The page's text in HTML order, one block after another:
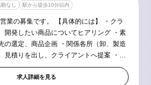
なし 駅から徒歩10分以内
。 【具体的には】 ・クラ
開発したい商品についてヒアリング ・素
の選定、商品企画 ・関係各所（卸、製造
見積りを出し、クライアントへ提案 ・工
郊メイン、遠いところで大阪、岐阜な
...
求人詳細を見る